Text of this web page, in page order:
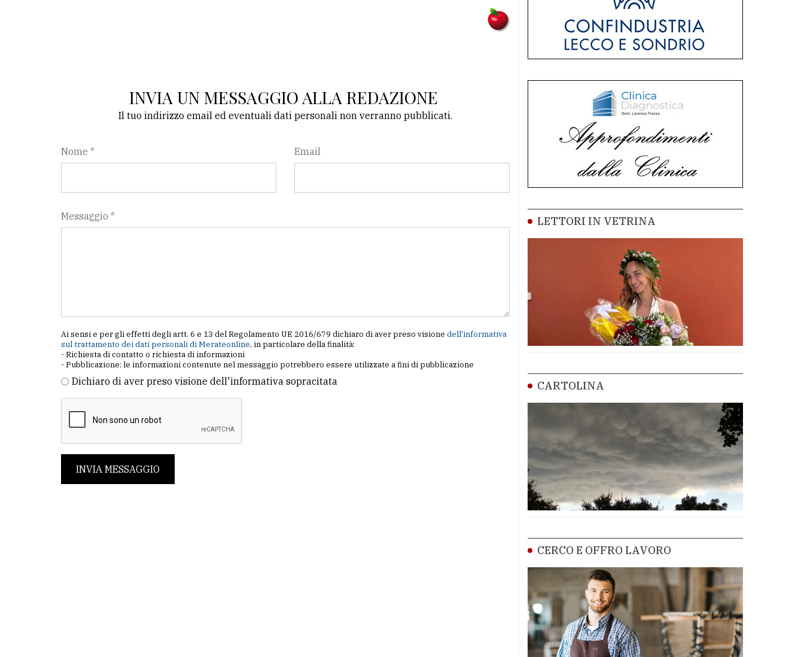
INVIA UN MESSAGGIO ALLA REDAZIONE
Il tuo indirizzo email ed eventuali dati personali non verranno pubblicati.
Nome * Email
Messaggio *
Ai sensi e per gli effetti degli artt. 6 e 13 del Regolamento UE 2016/679 dichiaro di aver preso visione dell'informativa
sul trattamento dei dati personali di Merateonline, in particolare della finalità:
- Richiesta di contatto o richiesta di informazioni
- Pubblicazione: le informazioni contenute nel messaggio potrebbero essere utilizzate a fini di pubblicazione
Dichiaro di aver preso visione dell'informativa sopracitata
INVIA MESSAGGIO
LETTORI IN VETRINA
CARTOLINA
CERCO E OFFRO LAVORO